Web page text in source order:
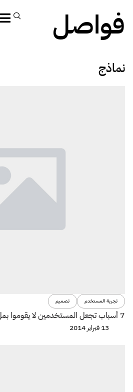
فواصل
نماذج
تجربة المستخدم تصميم
7 أسباب تجعل المستخدمين لا يقوموا بملء نماذج التسجيل
13 فبراير 2014